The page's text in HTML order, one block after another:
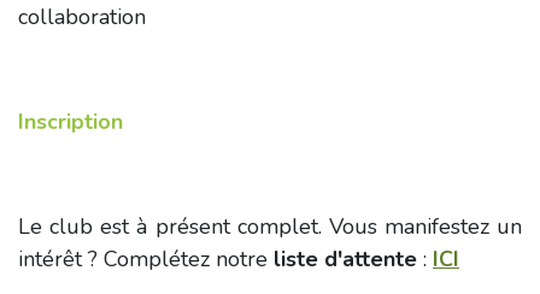
collaboration
Inscription
Le club est à présent complet. Vous manifestez un
intérêt ? Complétez notre liste d'attente : ICI